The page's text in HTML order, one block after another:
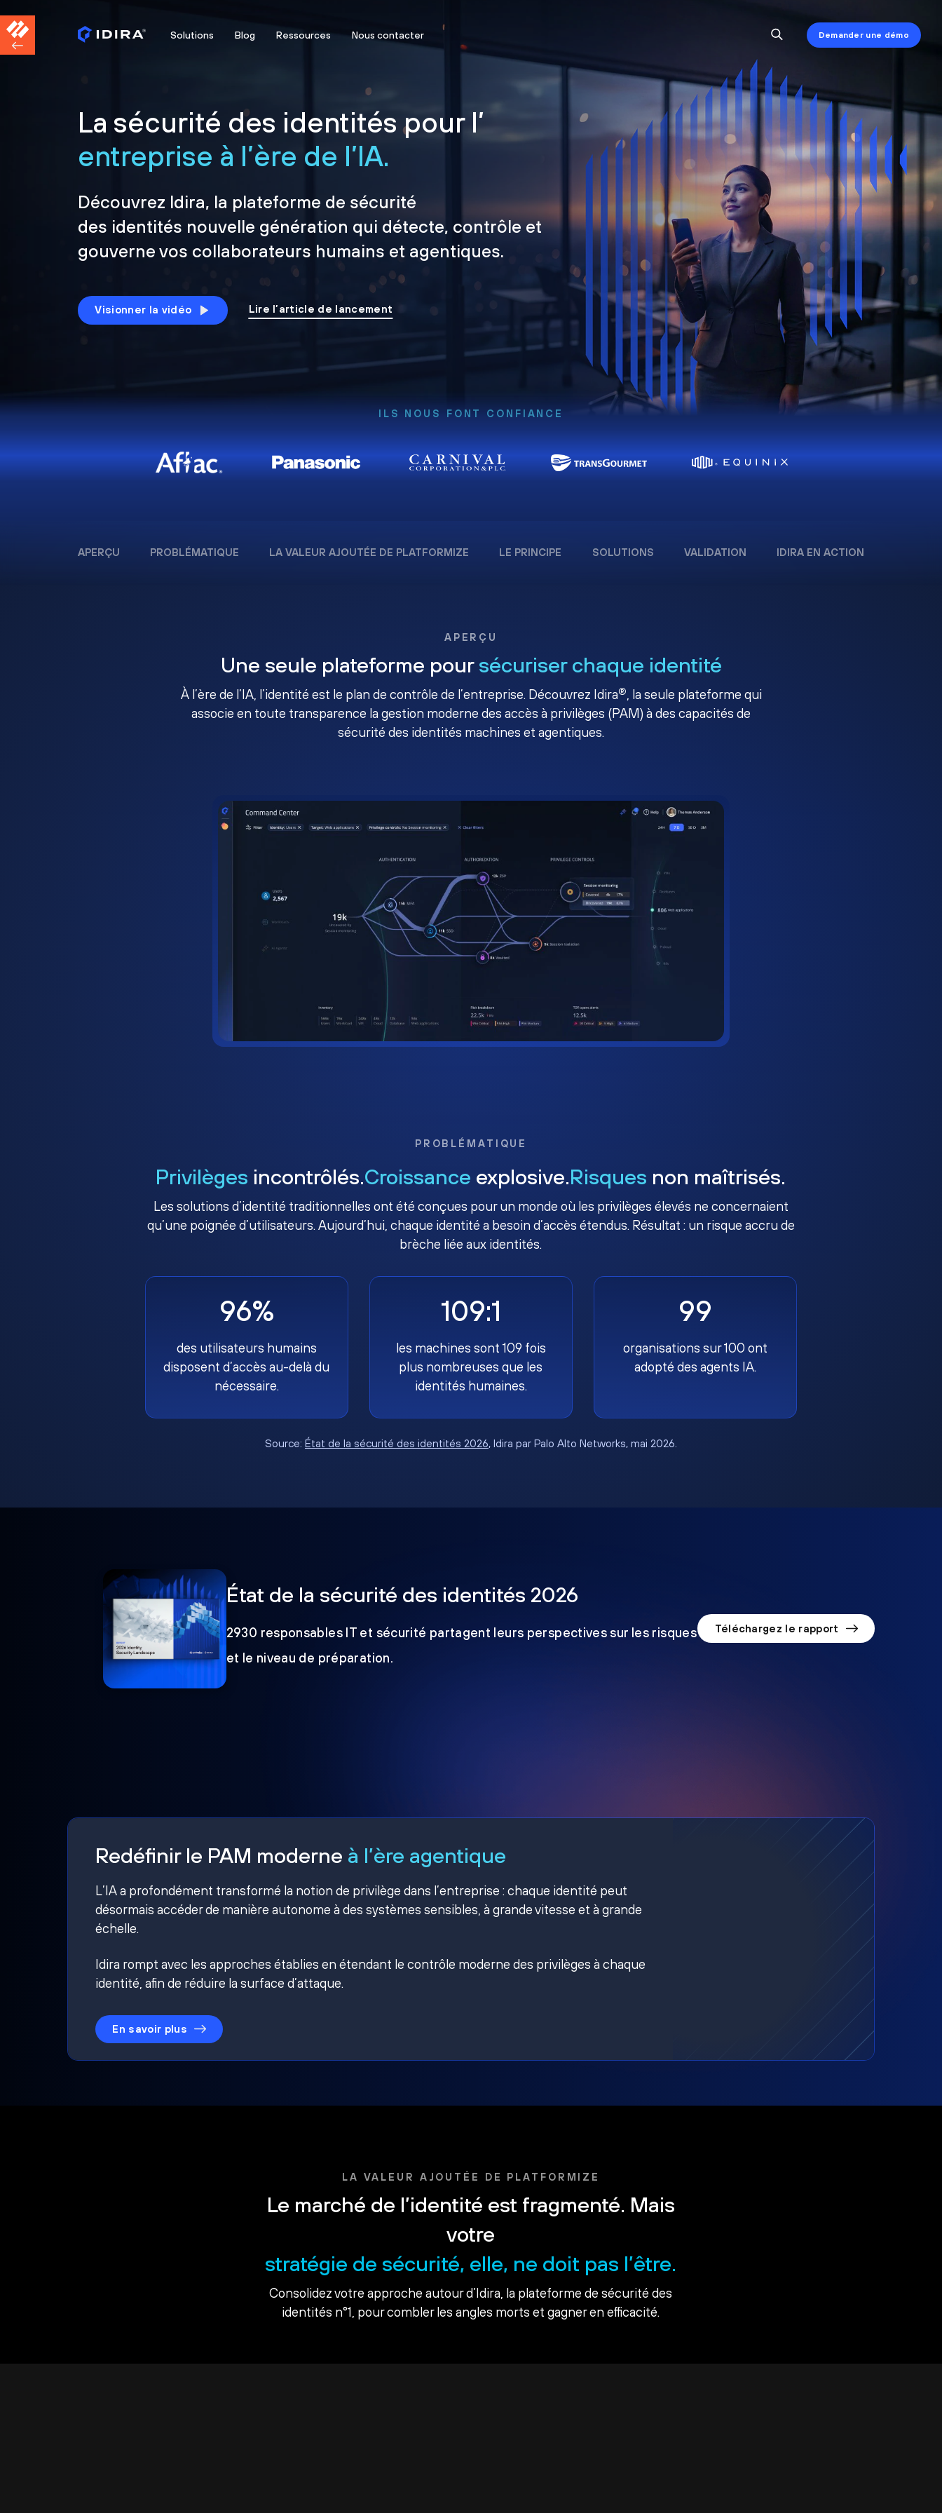
Solutions Blog Ressources Nous contacter Demander une démo
La sécurité des identités pour l’
entreprise à l’ère de l’IA.
Découvrez Idira, la plateforme de sécurité
des identités nouvelle génération qui détecte, contrôle et
gouverne vos collaborateurs humains et agentiques.
Visionner la vidéo Lire l’article de lancement
ILS NOUS FONT CONFIANCE
APERÇU PROBLÉMATIQUE LA VALEUR AJOUTÉE DE PLATFORMIZE LE PRINCIPE SOLUTIONS VALIDATION IDIRA EN ACTION
APERÇU
Une seule plateforme pour sécuriser chaque identité
À l’ère de l’IA, l’identité est le plan de contrôle de l’entreprise. Découvrez Idira®, la seule plateforme qui
associe en toute transparence la gestion moderne des accès à privilèges (PAM) à des capacités de
sécurité des identités machines et agentiques.
PROBLÉMATIQUE
Privilèges incontrôlés.Croissance explosive.Risques non maîtrisés.
Les solutions d’identité traditionnelles ont été conçues pour un monde où les privilèges élevés ne concernaient
qu’une poignée d’utilisateurs. Aujourd’hui, chaque identité a besoin d’accès étendus. Résultat : un risque accru de
brèche liée aux identités.
96%
des utilisateurs humains
disposent d’accès au-delà du
nécessaire.
109:1
les machines sont 109 fois
plus nombreuses que les
identités humaines.
99
organisations sur 100 ont
adopté des agents IA.
Source: État de la sécurité des identités 2026, Idira par Palo Alto Networks, mai 2026.
État de la sécurité des identités 2026
2930 responsables IT et sécurité partagent leurs perspectives sur les risques
et le niveau de préparation.
Téléchargez le rapport
Redéfinir le PAM moderne à l’ère agentique
L’IA a profondément transformé la notion de privilège dans l’entreprise : chaque identité peut
désormais accéder de manière autonome à des systèmes sensibles, à grande vitesse et à grande
échelle.
Idira rompt avec les approches établies en étendant le contrôle moderne des privilèges à chaque
identité, afin de réduire la surface d’attaque.
En savoir plus
LA VALEUR AJOUTÉE DE PLATFORMIZE
Le marché de l’identité est fragmenté. Mais
votre
stratégie de sécurité, elle, ne doit pas l’être.
Consolidez votre approche autour d’Idira, la plateforme de sécurité des
identités n°1, pour combler les angles morts et gagner en efficacité.